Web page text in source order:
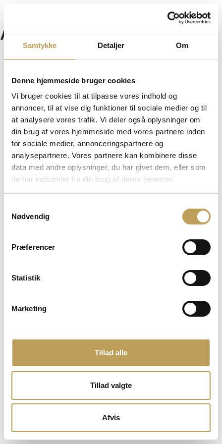
Samtykke Detaljer Om
Denne hjemmeside bruger cookies
Vi bruger cookies til at tilpasse vores indhold og
annoncer, til at vise dig funktioner til sociale medier og til
at analysere vores trafik. Vi deler også oplysninger om
din brug af vores hjemmeside med vores partnere inden
for sociale medier, annonceringspartnere og
analysepartnere. Vores partnere kan kombinere disse
data med andre oplysninger, du har givet dem, eller som
de har indsamlet fra din brug af deres tjenester.
Nødvendig
Præferencer
Statistik
Marketing
Tillad alle
Tillad valgte
Afvis
Annette Wulff
DK-4700 Næstved
(+45) 55 72 44 15
info@arenanaestved.dk
CVR-nr. 40 17 69 18
Events
Kontakt Arena Næstved
Møder og netværk
Whistleblower
Medlem af: